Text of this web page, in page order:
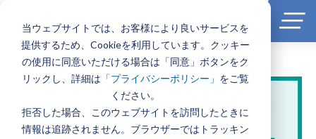
当ウェブサイトでは、お客様により良いサービスを
提供するため、Cookieを利用しています。クッキー
の使用に同意いただける場合は「同意」ボタンをク
リックし、詳細は 「プライバシーポリシー」 をご覧
ください。
拒否した場合、このウェブサイトを訪問したときに
情報は追跡されません。ブラウザーではトラッキン
ホーム> 測地系